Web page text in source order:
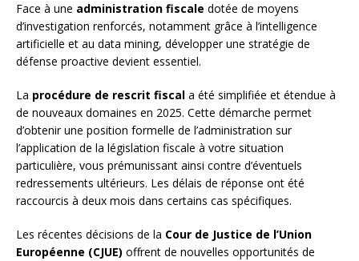
Face à une administration fiscale dotée de moyens
d’investigation renforcés, notamment grâce à l’intelligence
artificielle et au data mining, développer une stratégie de
défense proactive devient essentiel.
La procédure de rescrit fiscal a été simplifiée et étendue à
de nouveaux domaines en 2025. Cette démarche permet
d’obtenir une position formelle de l’administration sur
l’application de la législation fiscale à votre situation
particulière, vous prémunissant ainsi contre d’éventuels
redressements ultérieurs. Les délais de réponse ont été
raccourcis à deux mois dans certains cas spécifiques.
Les récentes décisions de la Cour de Justice de l’Union
Européenne (CJUE) offrent de nouvelles opportunités de